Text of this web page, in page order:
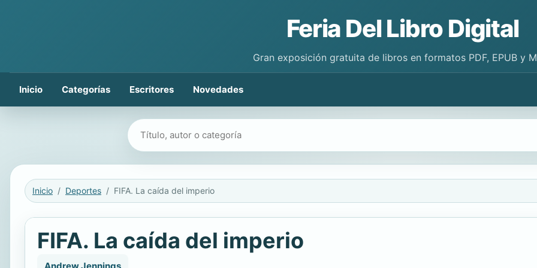
Feria Del Libro Digital
Gran exposición gratuita de libros en formatos PDF, EPUB y
Inicio Categorías Escritores Novedades
Buscar libros
Inicio Deportes FIFA. La caída del imperio
FIFA. La caída del imperio